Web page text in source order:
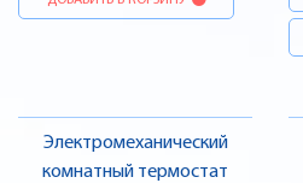
Электромеханический
комнатный термостат